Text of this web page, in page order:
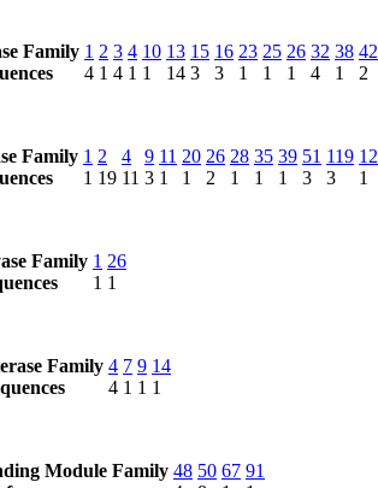
Family 1
4
2
1
3
4
4
1
10
1
13
14
15
3
16
3
23
1
25
1
26
1
32
4
38
1
42
2
Family 1
1
2
19
4
11
9
3
11
1
20
1
26
2
28
1
35
1
39
1
51
3
119
3
1
Family 1
1
26
1
Family 4
4
7
1
9
1
14
1
Module Family 48 50 67 91